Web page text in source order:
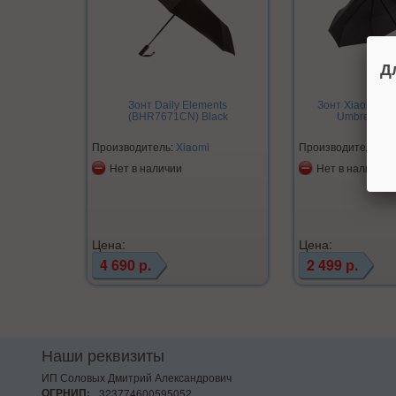
Зонт Daily Elements
(BHR7671CN) Black
Производитель: Xiaomi
Нет в наличии
Цена:
4 690 р.
Зонт Xiaomi
Umbrella
Производитель:
Нет в наличии
Цена:
2 499 р.
Наши реквизиты
ИП Соловых Дмитрий Александрович
ОГРНИП:
323774600595052